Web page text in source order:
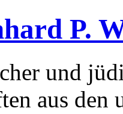
P.
und
aus den